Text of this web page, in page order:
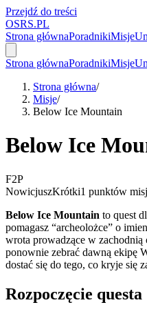
Przejdź do treści
OSRS.PL
Strona głównaPoradnikiMisje
Strona głównaPoradnikiMisje
Strona główna/
Misje/
Below Ice Mountain
Below Ice
F2P
NowicjuszKrótki1 punktów
Below Ice Mountain to quest
pomagasz “archeolożce” o
wrota prowadzące w zachodnią
ponownie zebrać dawną ekipę
dostać się do tego, co kryje się
Rozpoczęcie questa